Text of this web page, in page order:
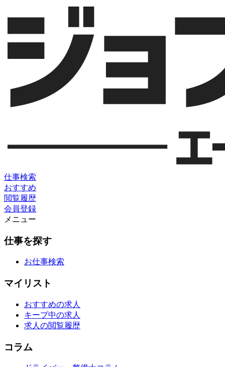
仕事検索
おすすめ
閲覧履歴
会員登録
メニュー
仕事を探す
お仕事検索
マイリスト
おすすめの求人
キープ中の求人
求人の閲覧履歴
コラム